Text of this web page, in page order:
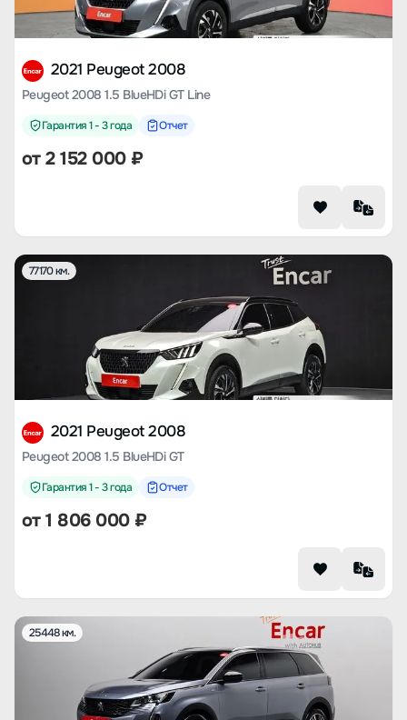
2021 Peugeot 2008
Peugeot 2008 1.5 BlueHDi GT Line
Гарантия 1 - 3 года Отчет
от2 152 000₽
77170 км.
2021 Peugeot 2008
Peugeot 2008 1.5 BlueHDi GT
Гарантия 1 - 3 года Отчет
от1 806 000₽
25448 км.